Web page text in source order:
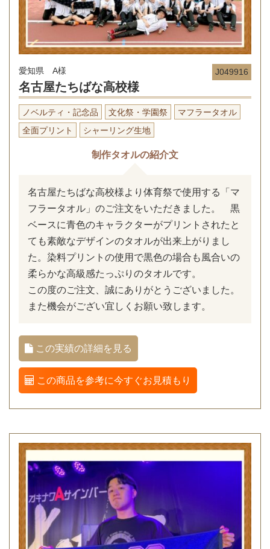
J049916
愛知県 A様
名古屋たちばな高校様
ノベルティ・記念品 文化祭・学園祭
マフラータオル
全面プリント
シャーリング生地
制作タオルの紹介文
名古屋たちばな高校様より体育祭で使用する「マ
フラータオル」のご注文をいただきました。 黒
ベースに青色のキャラクターがプリントされたと
ても素敵なデザインのタオルが出来上がりまし
た。染料プリントの使用で黒色の場合も風合いの
柔らかな高級感たっぷりのタオルです。
この度のご注文、誠にありがとうございました。
また機会がござい宜しくお願い致します。
この実績の詳細を見る
この商品を参考に今すぐお見積もり